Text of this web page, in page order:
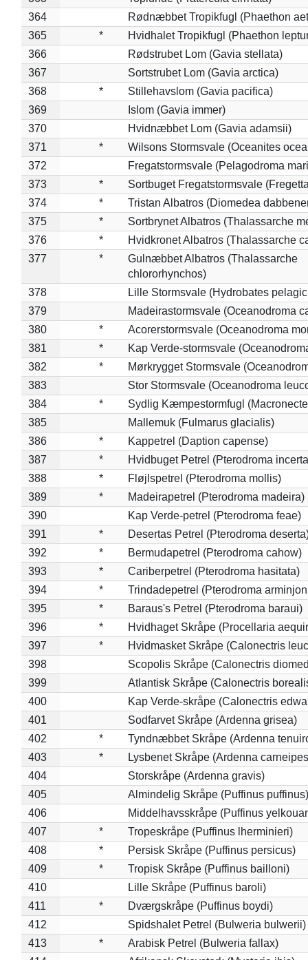
364
Rødnæbbet Tropikfugl (Phaethon
365
*
Hvidhalet Tropikfugl (Phaethon
366
Rødstrubet Lom (Gavia stellata)
367
Sortstrubet Lom (Gavia arctica)
368
*
Stillehavslom (Gavia pacifica)
369
Islom (Gavia immer)
370
Hvidnæbbet Lom (Gavia adamsii)
371
*
Wilsons Stormsvale (Oceanites
372
Fregatstormsvale (Pelagodroma
373
*
Sortbuget Fregatstormsvale
374
*
Tristan Albatros (Diomedea
375
*
Sortbrynet Albatros (Thalassarche
376
*
Hvidkronet Albatros (Thalassarche
377
*
Gulnæbbet Albatros (Thalassarche
chlororhynchos)
378
Lille Stormsvale (Hydrobates
379
Madeirastormsvale (Oceanodroma
380
*
Acorerstormsvale (Oceanodroma
381
*
Kap Verde-stormsvale
382
*
Mørkrygget Stormsvale
383
Stor Stormsvale (Oceanodroma
384
*
Sydlig Kæmpestormfugl
385
Mallemuk (Fulmarus glacialis)
386
*
Kappetrel (Daption capense)
387
*
Hvidbuget Petrel (Pterodroma
388
*
Fløjlspetrel (Pterodroma mollis)
389
*
Madeirapetrel (Pterodroma madeira)
390
Kap Verde-petrel (Pterodroma feae)
391
*
Desertas Petrel (Pterodroma
392
*
Bermudapetrel (Pterodroma cahow)
393
*
Cariberpetrel (Pterodroma hasitata)
394
*
Trindadepetrel (Pterodroma
395
*
Baraus's Petrel (Pterodroma baraui)
396
*
Hvidhaget Skråpe (Procellaria
397
*
Hvidmasket Skråpe (Calonectris
398
Scopolis Skråpe (Calonectris
399
Atlantisk Skråpe (Calonectris
400
Kap Verde-skråpe (Calonectris
401
Sodfarvet Skråpe (Ardenna grisea)
402
*
Tyndnæbbet Skråpe (Ardenna
403
*
Lysbenet Skråpe (Ardenna
404
Storskråpe (Ardenna gravis)
405
Almindelig Skråpe (Puffinus puffinus)
406
Middelhavsskråpe (Puffinus
407
*
Tropeskråpe (Puffinus lherminieri)
408
*
Persisk Skråpe (Puffinus persicus)
409
*
Tropisk Skråpe (Puffinus bailloni)
410
Lille Skråpe (Puffinus baroli)
411
*
Dværgskråpe (Puffinus boydi)
412
Spidshalet Petrel (Bulweria bulwerii)
413
*
Arabisk Petrel (Bulweria fallax)